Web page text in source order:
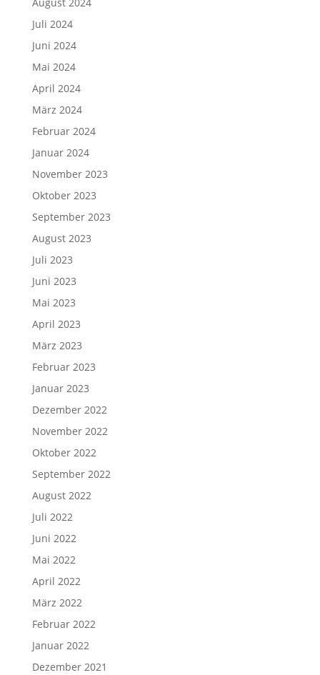
Juli 2024
Juni 2024
Mai 2024
April 2024
März 2024
Februar 2024
Januar 2024
November 2023
Oktober 2023
September 2023
August 2023
Juli 2023
Juni 2023
Mai 2023
April 2023
März 2023
Februar 2023
Januar 2023
Dezember 2022
November 2022
Oktober 2022
September 2022
August 2022
Juli 2022
Juni 2022
Mai 2022
April 2022
März 2022
Februar 2022
Januar 2022
Dezember 2021